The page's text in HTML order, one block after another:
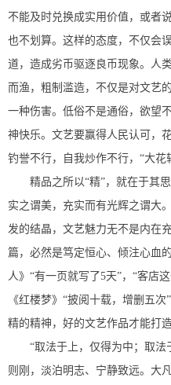
不能及时兑换成实用价值，或者
也不划算。这样的态度，不仅会
道，造成劣币驱逐良币现象。人
而渔，粗制滥造，不仅是对文艺
一种伤害。低俗不是通俗，欲望
神快乐。文艺要赢得人民认可，
钓誉不行，自我炒作不行，“大花
精品之所以“精”，就在于其
实之谓美，充实而有光辉之谓大
发的结晶，文艺魅力无不是内在
篇，必然是笃定恒心、倾注心血
人》“有一页就写了5天”，“客店
《红楼梦》“披阅十载，增删五
精的精神，好的文艺作品才能打造
“取法于上，仅得为中；取
则刚，淡泊明志、宁静致远。大